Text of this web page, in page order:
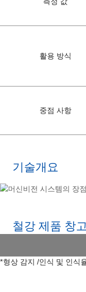
활용 방식
중점 사항
기술개요
철강 제품 창
*형상 감지 /인식 및 인식